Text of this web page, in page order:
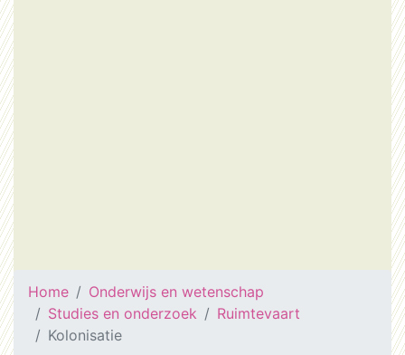
Home
Onderwijs en wetenschap
Studies en onderzoek
Ruimtevaart
Kolonisatie